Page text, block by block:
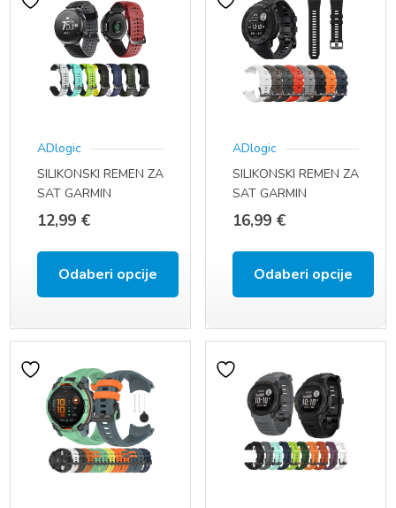
više
varijanti.
Opcije
mogu
odabrati
na
proizvoda
više
varijanti.
Opcije
mogu
odabrati
na
proizvoda
ADlogic
SILIKONSKI REMEN ZA
SAT GARMIN
FORERUNNER 735XT
630 620 230 235 220
12,99 €
Odaberi opcije
proizvod
ima
više
varijanti.
Opcije
ADlogic
SILIKONSKI REMEN ZA
SAT GARMIN
INSTINCT 2X
16,99 €
Odaberi opcije
proizvod
ima
više
varijanti.
Opcije